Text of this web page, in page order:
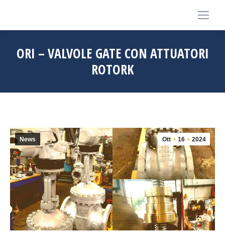
ORI – VALVOLE GATE CON ATTUATORI
ROTORK
Ott 16 2024
News